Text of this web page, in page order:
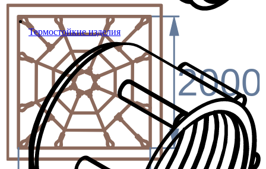
Термостойкие изделия
2000